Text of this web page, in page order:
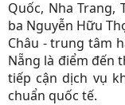
Quốc, Nha Trang,
ba Nguyễn Hữu
Châu - trung tâm
Nẵng là điểm đến
tiếp cận dịch vụ
chuẩn quốc tế.